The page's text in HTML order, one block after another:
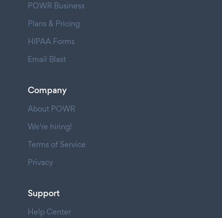
POWR Business
Plans & Pricing
HIPAA Forms
Email Blast
Company
About POWR
We're hiring!
Terms of Service
Privacy
Support
Help Center